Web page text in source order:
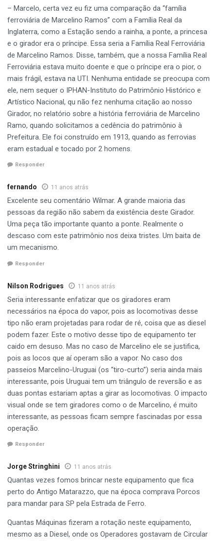
adotada, a base de rolamentos e um eixo central que
controlava o centro de gravidade, as gigantes da estrada de
ferro se rendiam a apenas um homem, que usando de uma
barra de ferro fazia um giro de 360 graus. O Girador está
localizado na cabeceira da ponte rodoferroviária, atrás da
unidade do SAMU. “Tem que ser preservado essas partes
faz parte da história da cidade de Marcelino Ramos eu vi
muitas máquinas sendo giradas ai …ficou registrado na
memória dos tempos de crianças” comentou Elvira
Echterhoff, nas redes sociais.
Quem também fez questão de ressaltar a importância da
Uliniki, um apaixonado por trens e pela história. “Só pelo
simples fato da engenharia da época, manejo e as
habilidades dos operadores, se pode ter uma idéia do
quanto era trabalhoso e eles sobreviveram a várias
dificuldades, sem contar que trata-se duma construção da
antiga EFSPRG meados de 1910”, observou ele.
que os órgãos responsáveis não se preocupam com este
ferroviária de Marcelino Ramos” com a Família Real da
Inglaterra, como a Estação sendo a rainha, a ponte, a
princesa e o girador era o príncipe. Essa seria a Família
Real Ferroviária de Marcelino Ramos. Disse, também, que a
nossa Família Real Ferroviária estava muito doente e que o
príncipe era o pior, o mais frágil, estava na UTI. Nenhuma
entidade se preocupa com ele, nem sequer o IPHAN-
Instituto do Patrimônio Histórico e Artístico Nacional, qu
não fez nenhuma citação ao nosso Girador, no relatório
sobre a história ferroviária de Marcelino Ramo, quando
solicitamos a cedência do patrimônio à Prefeitura. Ele foi
construído em 1913, quando as ferrovias eram estadual e
tocado por 2 homens” concluiu Rubinisch.
No Rio Grande do Sul existem apenas dois, e um deles,
orgulhosamente, está em Marcelino Ramos.
Conheçe mais da história do nosso girador? Colabore com
marcelosantos@portaldemarcelino.com.br
– Marcelo, certa vez eu fiz uma comparação da “família
ferroviária de Marcelino Ramos” com a Família Real da
Inglaterra, como a Estação sendo a rainha, a ponte, a princesa
e o girador era o príncipe. Essa seria a Família Real Ferroviária
de Marcelino Ramos. Disse, também, que a nossa Família Real
Ferroviária estava muito doente e que o príncipe era o pior, o
mais frágil, estava na UTI. Nenhuma entidade se preocupa com
ele, nem sequer o IPHAN-Instituto do Patrimônio Histórico e
Artístico Nacional, qu não fez nenhuma citação ao nosso
Girador, no relatório sobre a história ferroviária de Marcelino
Ramo, quando solicitamos a cedência do patrimônio à
Prefeitura. Ele foi construído em 1913, quando as ferrovias
eram estadual e tocado por 2 homens.
Responder
fernando 11 anos atrás
Excelente seu comentário Wilmar. A grande maioria das
pessoas da região não sabem da existência deste Girador.
Uma peça tão importante quanto a ponte. Realmente o
descaso com este patrimônio nos deixa tristes. Um baita de
um mecanismo.
Responder
Nilson Rodrigues 11 anos atrás
Seria interessante enfatizar que os giradores eram
necessários na época do vapor, pois as locomotivas desse
tipo não eram projetadas para rodar de ré, coisa que as diesel
podem fazer. Este o motivo desse tipo de equipamento ter
caido em desuso. Mas no caso de Marcelino ele se justifica,
pois as locos que aí operam são a vapor. No caso dos
passeios Marcelino-Uruguai (os “tiro-curto”) seria ainda mais
interessante, pois Uruguai tem um triângulo de reversão e as
duas pontas estariam aptas a girar as locomotivas. O impacto
visual onde se tem giradores como o de Marcelino, é muito
interessante, as pessoas ficam sempre fascinadas por essa
operação.
Responder
Jorge Stringhini 11 anos atrás
Quantas vezes fomos brincar neste equipamento que fica
perto do Antigo Matarazzo, que na época comprava Porcos
para mandar para SP pela Estrada de Ferro.
Quantas Máquinas fizeram a rotação neste equipamento,
mesmo as a Diesel, onde os Operadores gostavam de Circular